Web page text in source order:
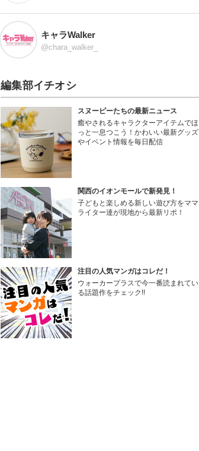
キャラWalker
@chara_walker_
編集部イチオシ
スヌーピーたちの最新ニュース
癒やされるキャラクターアイテムでほ
っと一息つこう！かわいい最新グッズ
やイベント情報を毎日配信
関西のイオンモールで新発見！
子どもと楽しめる新しい遊び方をママ
ライター達が現地から最新リポ！
注目の人気マンガはコレだ！
ウォーカープラスで今一番読まれてい
る話題作をチェック!!